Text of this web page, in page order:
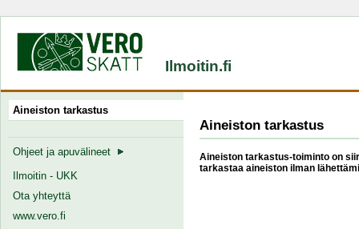
Ilmoitin.fi
Aineiston tarkastus
Ohjeet ja apuvälineet
Ilmoitin - UKK
Ota yhteyttä
www.vero.fi
Aineiston tarkastus
Aineiston tarkastus-toiminto on
tarkastaa aineiston ilman